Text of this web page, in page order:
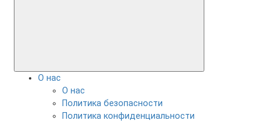
О нас
О нас
Политика безопасности
Политика конфиденциальности